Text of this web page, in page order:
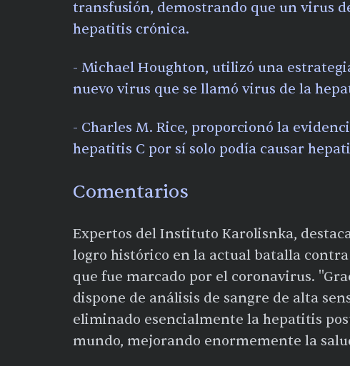
transfusión, demostrando que un virus
hepatitis crónica.
- Michael Houghton, utilizó una
nuevo virus que se llamó virus de la
- Charles M. Rice, proporcionó la
hepatitis C por sí solo podía causar
Comentarios
Expertos del Instituto Karolisnka,
logro histórico en la actual batalla
que fue marcado por el coronavirus.
dispone de análisis de sangre de alta
eliminado esencialmente la hepatitis
mundo, mejorando enormemente la